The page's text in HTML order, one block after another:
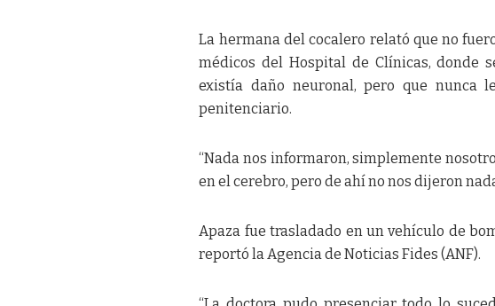
La hermana del cocalero relató que no
médicos del Hospital de Clínicas, donde
existía daño neuronal, pero que nunca
penitenciario.
“Nada nos informaron, simplemente
en el cerebro, pero de ahí no nos dijeron
Apaza fue trasladado en un vehículo de
reportó la Agencia de Noticias Fides (ANF).